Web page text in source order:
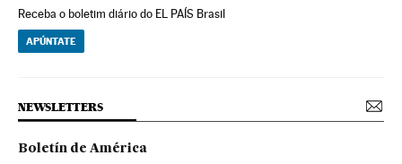
Receba o boletim diário do EL PAÍS Brasil
APÚNTATE
NEWSLETTERS
Boletín de América